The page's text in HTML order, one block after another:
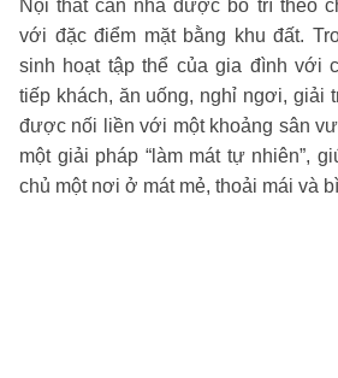
Nội thất căn nhà được bố trí theo
với đặc điểm mặt bằng khu đất.
sinh hoạt tập thể của gia đình với
tiếp khách, ăn uống, nghỉ ngơi, giải
được nối liền với một khoảng sân
một giải pháp “làm mát tự nhiên”,
chủ một nơi ở mát mẻ, thoải mái và